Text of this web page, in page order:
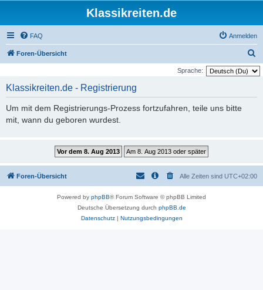
Klassikreiten.de
FAQ Anmelden
Foren-Übersicht
u
Sprache:
Klassikreiten.de - Registrierung
Um mit dem Registrierungs-Prozess fortzufahren, teile uns bitte
mit, wann du geboren wurdest.
Foren-Übersicht Alle Zeiten sind UTC+02:00
Powered by phpBB® Forum Software © phpBB Limited
Deutsche Übersetzung durch phpBB.de
Datenschutz| Nutzungsbedingungen